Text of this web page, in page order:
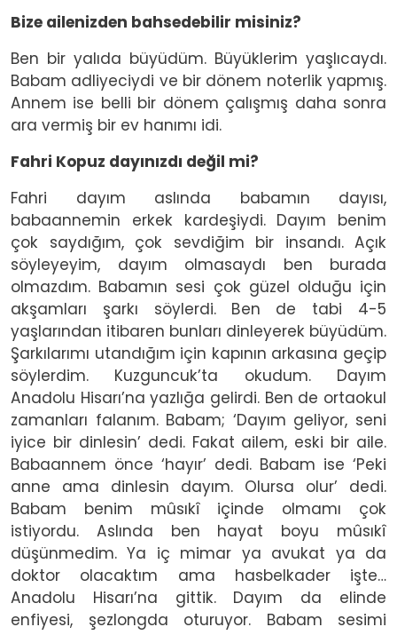
Bize ailenizden bahsedebilir misiniz?
Ben bir yalıda büyüdüm. Büyüklerim yaşlıcaydı.
Babam adliyeciydi ve bir dönem noterlik yapmış.
Annem ise belli bir dönem çalışmış daha sonra
ara vermiş bir ev hanımı idi.
Fahri Kopuz dayınızdı değil mi?
Fahri dayım aslında babamın dayısı,
babaannemin erkek kardeşiydi. Dayım benim
çok saydığım, çok sevdiğim bir insandı. Açık
söyleyeyim, dayım olmasaydı ben burada
olmazdım. Babamın sesi çok güzel olduğu için
akşamları şarkı söylerdi. Ben de tabi 4-5
yaşlarından itibaren bunları dinleyerek büyüdüm.
Şarkılarımı utandığım için kapının arkasına geçip
söylerdim. Kuzguncuk’ta okudum. Dayım
Anadolu Hisarı’na yazlığa gelirdi. Ben de ortaokul
zamanları falanım. Babam; ‘Dayım geliyor, seni
iyice bir dinlesin’ dedi. Fakat ailem, eski bir aile.
Babaannem önce ‘hayır’ dedi. Babam ise ‘Peki
anne ama dinlesin dayım. Olursa olur’ dedi.
Babam benim mûsıkî içinde olmamı çok
istiyordu. Aslında ben hayat boyu mûsıkî
düşünmedim. Ya iç mimar ya avukat ya da
doktor olacaktım ama hasbelkader işte…
Anadolu Hisarı’na gittik. Dayım da elinde
enfiyesi, şezlongda oturuyor. Babam sesimi